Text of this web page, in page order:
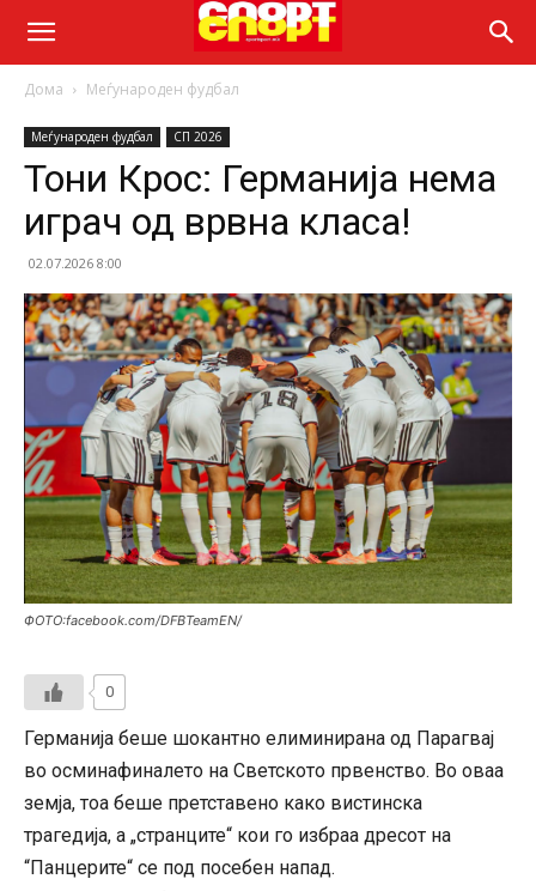
Дома Меѓународен фудбал
Меѓународен фудбал СП 2026
Тони Крос: Германија нема
играч од врвна класа!
02.07.2026 8:00
ФОТО:facebook.com/DFBTeamEN/
0
Германија беше шокантно елиминирана од Парагвај
во осминафиналето на Светското првенство. Во оваа
земја, тоа беше претставено како вистинска
трагедија, а „странците“ кои го избраа дресот на
“Панцерите“ се под посебен напад.